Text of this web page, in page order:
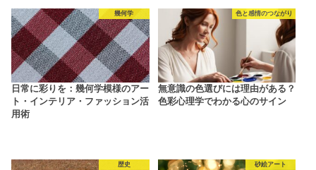
幾何学
日常に彩りを：幾何学模様のアー
ト・インテリア・ファッション活
用術
色と感情のつながり
無意識の色選びには理由がある？
色彩心理学でわかる心のサイン
歴史 砂絵アート